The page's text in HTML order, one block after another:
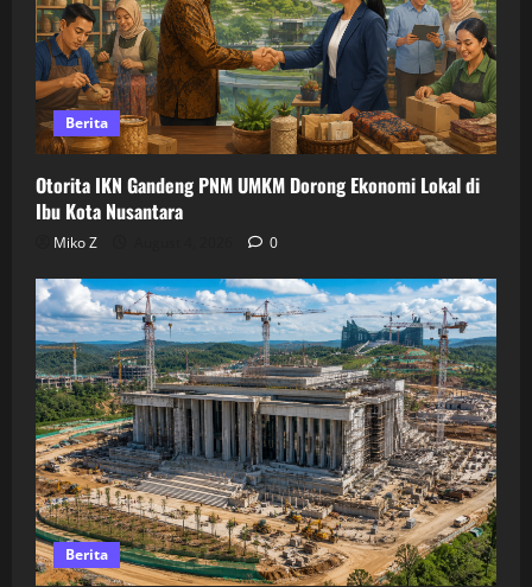
Berita
Otorita IKN Gandeng PNM UMKM Dorong Ekonomi Lokal di
Ibu Kota Nusantara
Miko Z 0
Berita